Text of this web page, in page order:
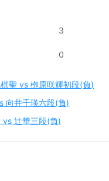
3
0
聖 vs 栁原咲輝初段(負)
向井千瑛六段(負)
vs 辻華三段(負)